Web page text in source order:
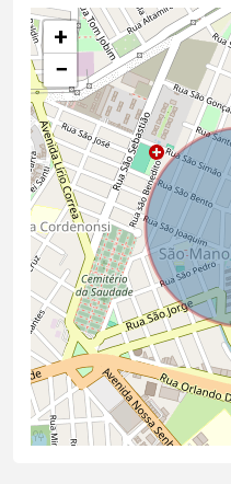
+
−